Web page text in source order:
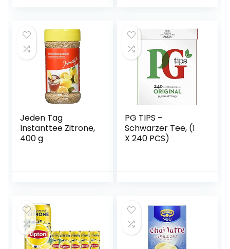
Kräuterpulver,
Lebensmittelecht
und
Umweltfreundlich,
(8 * 10cm)
Geschmack hilft
den
Feuchtigkeitshaus
halt auszugleichen
(20 Beutel x 2g)
Jeden Tag
Instanttee Zitrone,
400 g
PG TIPS –
Schwarzer Tee, (1
X 240 PCS)